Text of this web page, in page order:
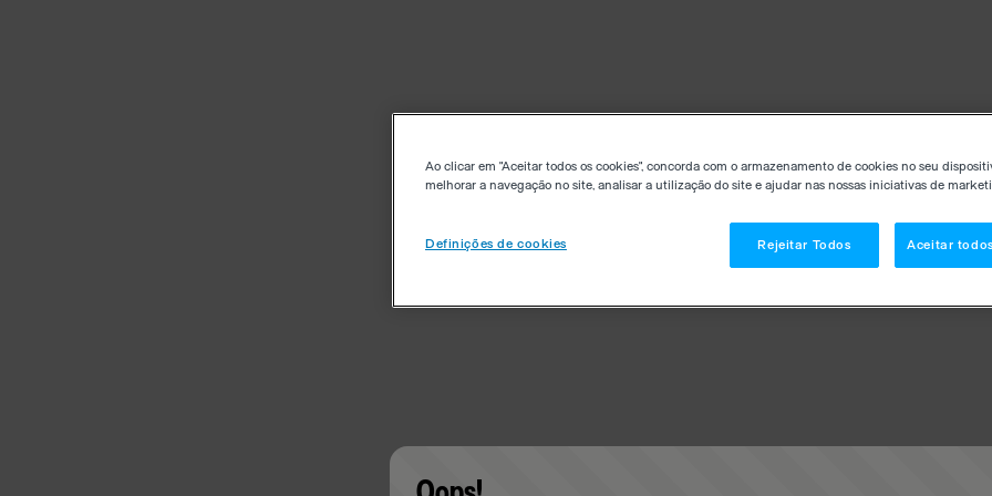
Ao clicar em "Aceitar todos os cookies", concorda com o armazenamento de cookies no seu
melhorar a navegação no site, analisar a utilização do site e ajudar nas nossas iniciativas de
Definições de cookies Rejeitar Todos Aceitar